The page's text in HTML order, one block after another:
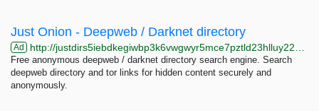
Just Onion - Deepweb / Darknet directory
Ad http://justdirs5iebdkegiwbp3k6vwgwyr5mce7pztld23hlluy22ox4r3iad.onion
Free anonymous deepweb / darknet directory search engine. Search
deepweb directory and tor links for hidden content securely and
anonymously.